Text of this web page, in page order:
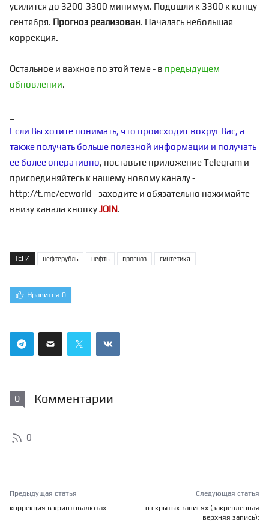
усилится до 3200-3300 минимум. Подошли к 3300 к концу
сентября. Прогноз реализован. Началась небольшая
коррекция.
Остальное и важное по этой теме - в предыдущем
обновлении.
Если Вы хотите понимать, что происходит вокруг Вас, а
также получать больше полезной информации и получать
ее более оперативно, поставьте приложение Telegram и
присоединяйтесь к нашему новому каналу -
http://t.me/ecworld - заходите и обязательно нажимайте
внизу канала кнопкуJOIN.
ТЕГИ нефтерубль нефть прогноз синтетика
Нравится 0
0 Комментарии
0
Предыдущая статья
коррекция в криптовалютах:
Следующая статья
о скрытых записях (закрепленная
верхняя запись):